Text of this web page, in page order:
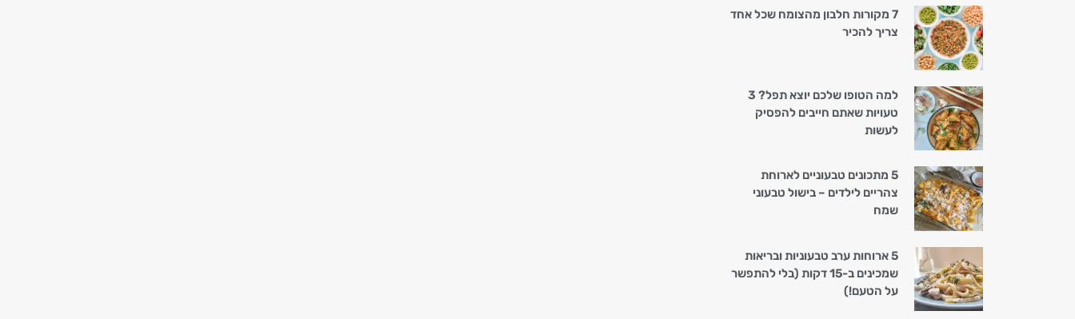
7 מקורות חלבון מהצומח שכל אחד
צריך להכיר
למה הטופו שלכם יוצא תפל? 3
טעויות שאתם חייבים להפסיק
לעשות
5 מתכונים טבעוניים לארוחת
צהריים לילדים – בישול טבעוני
שמח
5 ארוחות ערב טבעוניות ובריאות
שמכינים ב-15 דקות (בלי להתפשר
על הטעם!)